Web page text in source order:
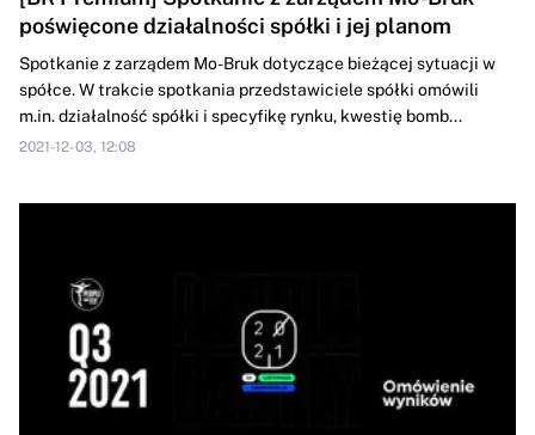
poświęcone działalności spółki i jej planom
Spotkanie z zarządem Mo-Bruk dotyczące bieżącej sytuacji w
spółce. W trakcie spotkania przedstawiciele spółki omówili
m.in. działalność spółki i specyfikę rynku, kwestię bomb...
2021-12-03, 12:08